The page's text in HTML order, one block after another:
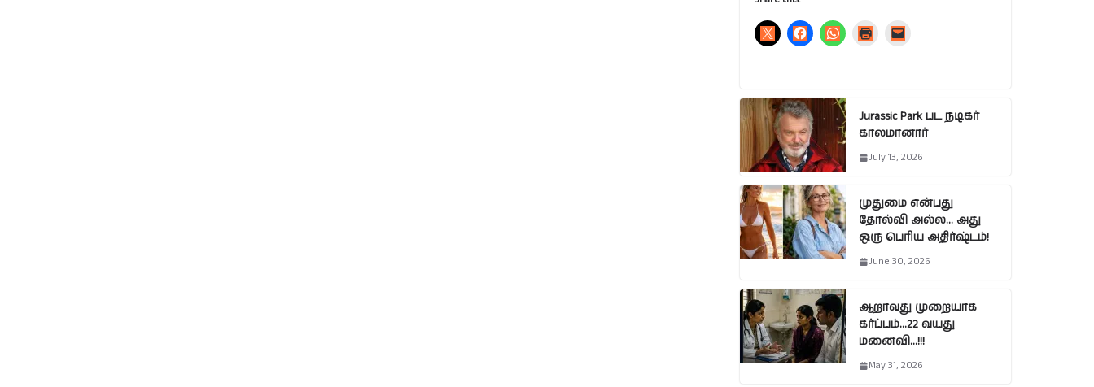
Jurassic Park பட நடிகர்
காலமானார்
July 13, 2026
முதுமை என்பது
தோல்வி அல்ல… அது
ஒரு பெரிய அதிர்ஷ்டம்!
June 30, 2026
ஆறாவது முறையாக
கர்ப்பம்…22 வயது
மனைவி…!!!
May 31, 2026